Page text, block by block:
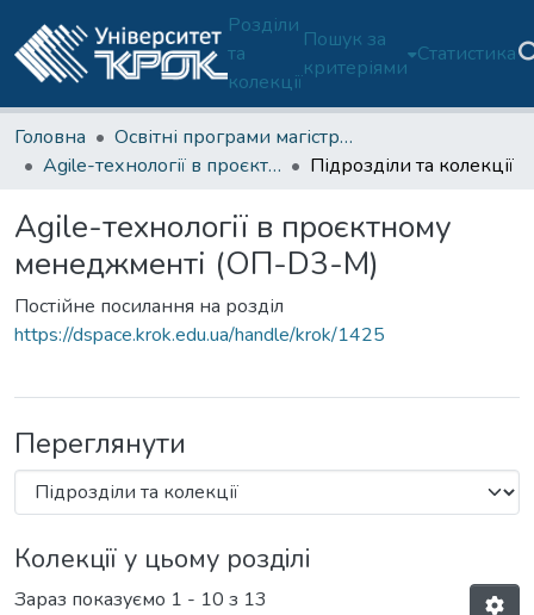
Розділи
та
колекції
Пошук за
критеріями
Статистика
Головна
Освітні програми магістратури
Agile-технології в проєктному менеджменті (ОП-D3-М)
Підрозділи та колекції
Agile-технології в проєктному
менеджменті (ОП-D3-М)
Постійне посилання на розділ
https://dspace.krok.edu.ua/handle/krok/1425
Переглянути
Колекції у цьому розділі
Зараз показуємо 1 - 10 з 13